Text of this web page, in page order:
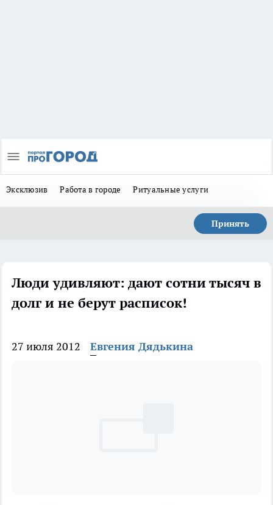
Эксклюзив Работа в городе Ритуальные услуги
Принять
Люди удивляют: дают сотни тысяч в
долг и не берут расписок!
27 июля 2012 Евгения Дядькина